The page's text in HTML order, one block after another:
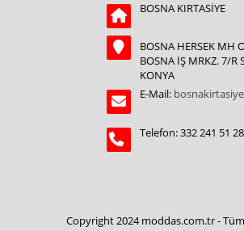
BOSNA KIRTASİYE
BOSNA HERSEK MH
BOSNA İŞ MRKZ. 7/R
KONYA
E-Mail:
Telefon: 332 241 51 28
Copyright 2024 moddas.com.tr - Tüm